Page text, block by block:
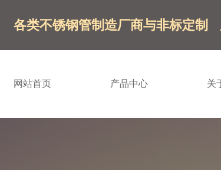
各类不锈钢管制造厂商与非标定制
网站首页 产品中心 关